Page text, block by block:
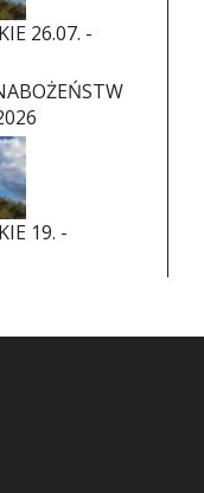
26.07. -
19. -